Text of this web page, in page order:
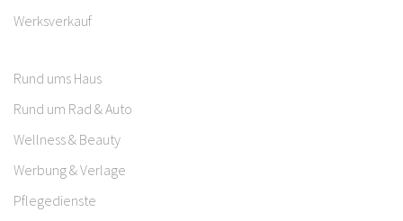
Werksverkauf
Rund ums Haus
Rund um Rad & Auto
Wellness & Beauty
Werbung & Verlage
Pflegedienste